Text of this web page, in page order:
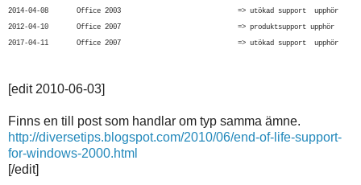
2014-04-08 Office 2003 => utökad support upphör
2012-04-10 Office 2007 => produktsupport upphör
2017-04-11 Office 2007 => utökad support upphör
[edit 2010-06-03]
Finns en till post som handlar om typ samma ämne.
http://diversetips.blogspot.com/2010/06/end-of-life-support-
for-windows-2000.html
[/edit]